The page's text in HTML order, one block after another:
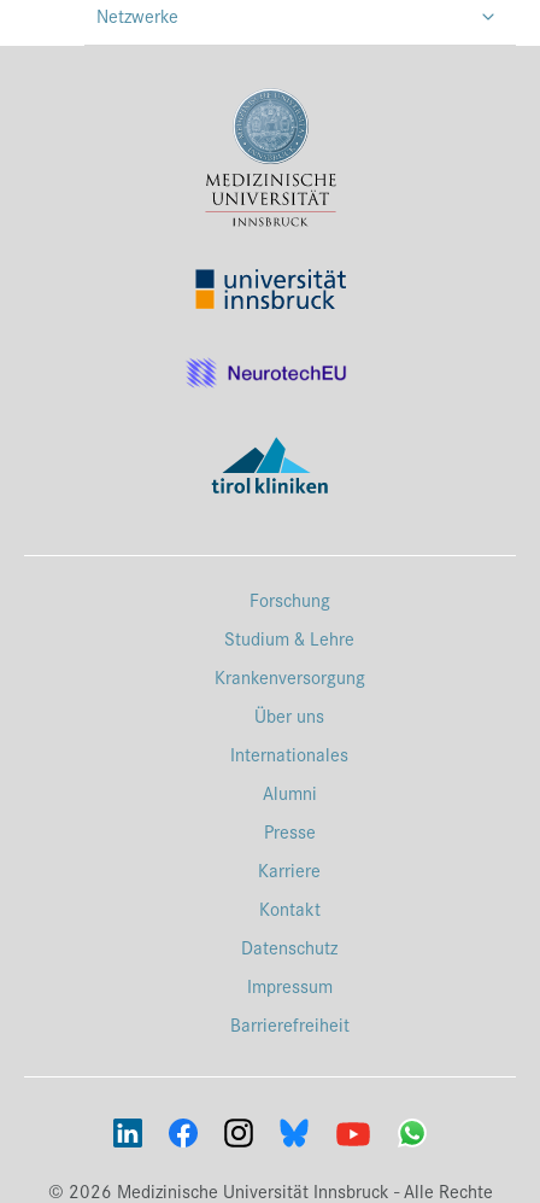
Netzwerke
Forschung
Studium & Lehre
Krankenversorgung
Über uns
Internationales
Alumni
Presse
Karriere
Kontakt
Datenschutz
Impressum
Barrierefreiheit
© 2026 Medizinische Universität Innsbruck - Alle Rechte